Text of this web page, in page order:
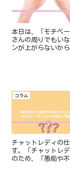
本日は、「モチベ
さんの周りでもい
ンが上がらないか
コラム
チャットレディの
す。「チャットレ
のため、「愚痴や